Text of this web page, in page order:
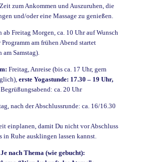
zum Ankommen und Auszuruhen, die
und/oder eine Massage zu genießen.
ab Freitag Morgen, ca. 10 Uhr auf Wunsch
am frühen Abend startet
am Samstag).
Freitag, Anreise (bis ca. 17 Uhr, gern
erste Yogastunde: 17.30 – 19 Uhr,
ca. 20 Uhr
nach der Abschlussrunde: ca. 16/16.30
einplanen, damit Du nicht vor Abschluss
in Ruhe ausklingen lassen kannst.
nach Thema (wie gebucht):